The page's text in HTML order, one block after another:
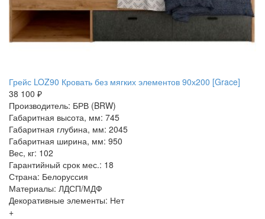
Грейс LOZ90 Кровать без мягких элементов 90х200 [Grace]
38 100 ₽
Производитель: БРВ (BRW)
Габаритная высота, мм: 745
Габаритная глубина, мм: 2045
Габаритная ширина, мм: 950
Вес, кг: 102
Гарантийный срок мес.: 18
Страна: Белоруссия
Материалы: ЛДСП/МДФ
Декоративные элементы: Нет
+